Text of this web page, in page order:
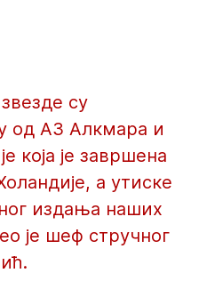
су
од АЗ Алкмара и
која је завршена
а утиске
издања наших
је шеф стручног